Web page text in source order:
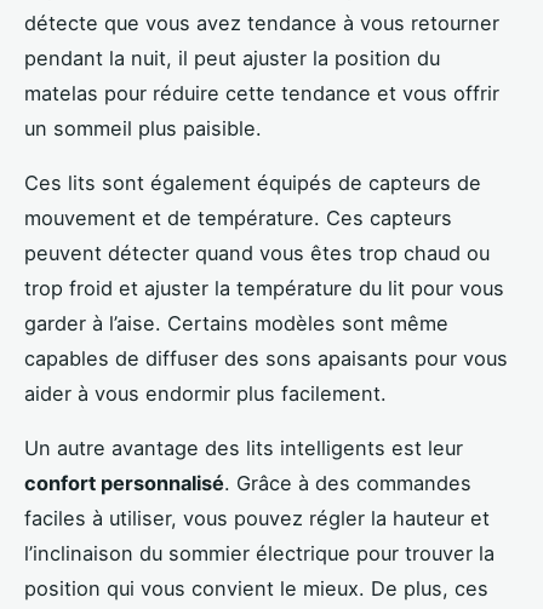
détecte que vous avez tendance à vous retourner
pendant la nuit, il peut ajuster la position du
matelas pour réduire cette tendance et vous offrir
un sommeil plus paisible.
Ces lits sont également équipés de capteurs de
mouvement et de température. Ces capteurs
peuvent détecter quand vous êtes trop chaud ou
trop froid et ajuster la température du lit pour vous
garder à l’aise. Certains modèles sont même
capables de diffuser des sons apaisants pour vous
aider à vous endormir plus facilement.
Un autre avantage des lits intelligents est leur
confort personnalisé. Grâce à des commandes
faciles à utiliser, vous pouvez régler la hauteur et
l’inclinaison du sommier électrique pour trouver la
position qui vous convient le mieux. De plus, ces